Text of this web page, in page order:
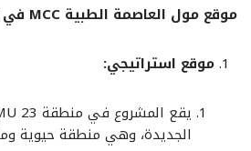
موقع مول العاصمة الطبية MCC في العاصمة الإدارية:
موقع استراتيجي:
الجديدة، وهي منطقة حيوية